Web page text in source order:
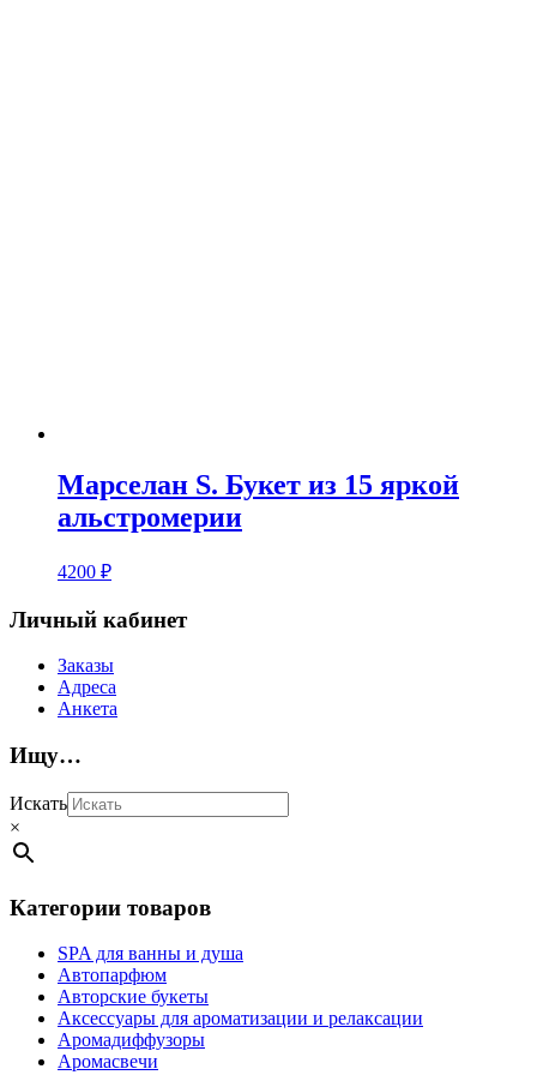
Марселан S. Букет из 15 яркой
альстромерии
4200 ₽
Личный кабинет
Заказы
Адреса
Анкета
Ищу…
Искать
×
Категории товаров
SPA для ванны и душа
Автопарфюм
Авторские букеты
Аксессуары для ароматизации и релаксации
Аромадиффузоры
Аромасвечи